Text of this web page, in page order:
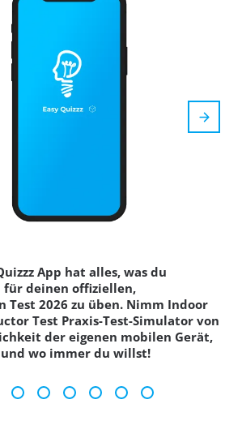
App hat alles, was du
für deinen offiziellen,
Test 2026 zu üben. Nimm Indoor
Test Praxis-Test-Simulator von
der eigenen mobilen Gerät,
wo immer du willst!